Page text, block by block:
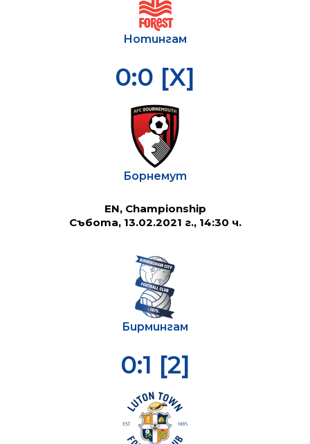
Нотингам
0:0 [X]
Борнемут
EN, Championship
Събота, 13.02.2021 г., 14:30 ч.
Бирмингам
0:1 [2]